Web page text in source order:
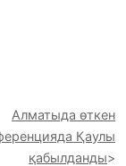
Алматыда өткен
Қаулы
қабылданды